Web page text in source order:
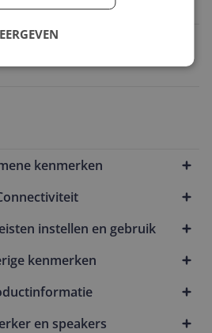
kenmerken
instellen en gebruik
kenmerken
en speakers